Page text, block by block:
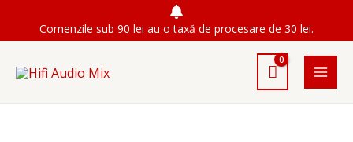
Comenzile sub 90 lei au o taxă de procesare de 30 lei.